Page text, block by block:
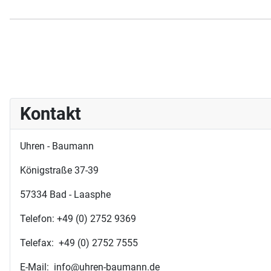
Kontakt
Uhren - Baumann
Königstraße 37-39
57334 Bad - Laasphe
Telefon: +49 (0) 2752 9369
Telefax: +49 (0) 2752 7555
E-Mail: info@uhren-baumann.de